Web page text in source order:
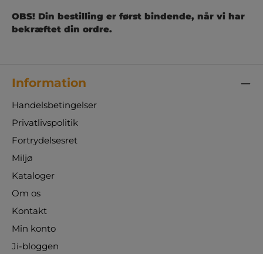
OBS! Din bestilling er først bindende, når vi har
bekræftet din ordre.
Information
Handelsbetingelser
Privatlivspolitik
Fortrydelsesret
Miljø
Kataloger
Om os
Kontakt
Min konto
Ji-bloggen